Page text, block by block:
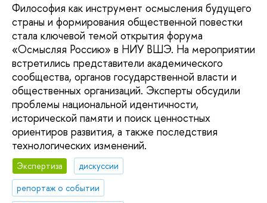
Философия как инструмент осмысления будущего
страны и формирования общественной повестки
стала ключевой темой открытия форума
«Осмысляя Россию» в НИУ ВШЭ. На мероприятии
встретились представители академического
сообщества, органов государственной власти и
общественных организаций. Эксперты обсудили
проблемы национальной идентичности,
исторической памяти и поиск ценностных
ориентиров развития, а также последствия
технологических изменений.
Экспертиза
дискуссии
репортаж о событии